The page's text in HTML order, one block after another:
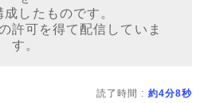
したものです。
許可を得て配信していま
す。
読了時間 : 約4分8秒